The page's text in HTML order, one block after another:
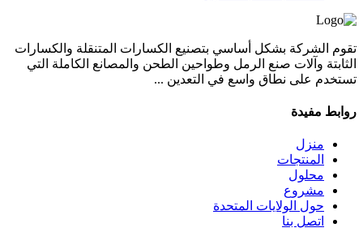
تقوم الشركة بشكل أساسي بتصنيع الكسارات المتنقلة والكسارات
الثابتة وآلات صنع الرمل وطواحين الطحن والمصانع الكاملة التي
تستخدم على نطاق واسع في التعدين ...
روابط مفيدة
منزل
المنتجات
محلول
مشروع
حول الولايات المتحدة
اتصل بنا